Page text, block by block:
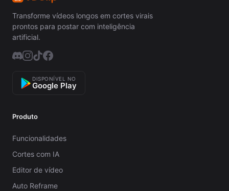
Transforme vídeos longos em cortes virais
prontos para postar com inteligência
artificial.
DISPONÍVEL NO
Google Play
Produto
Funcionalidades
Cortes com IA
Editor de vídeo
Auto Reframe